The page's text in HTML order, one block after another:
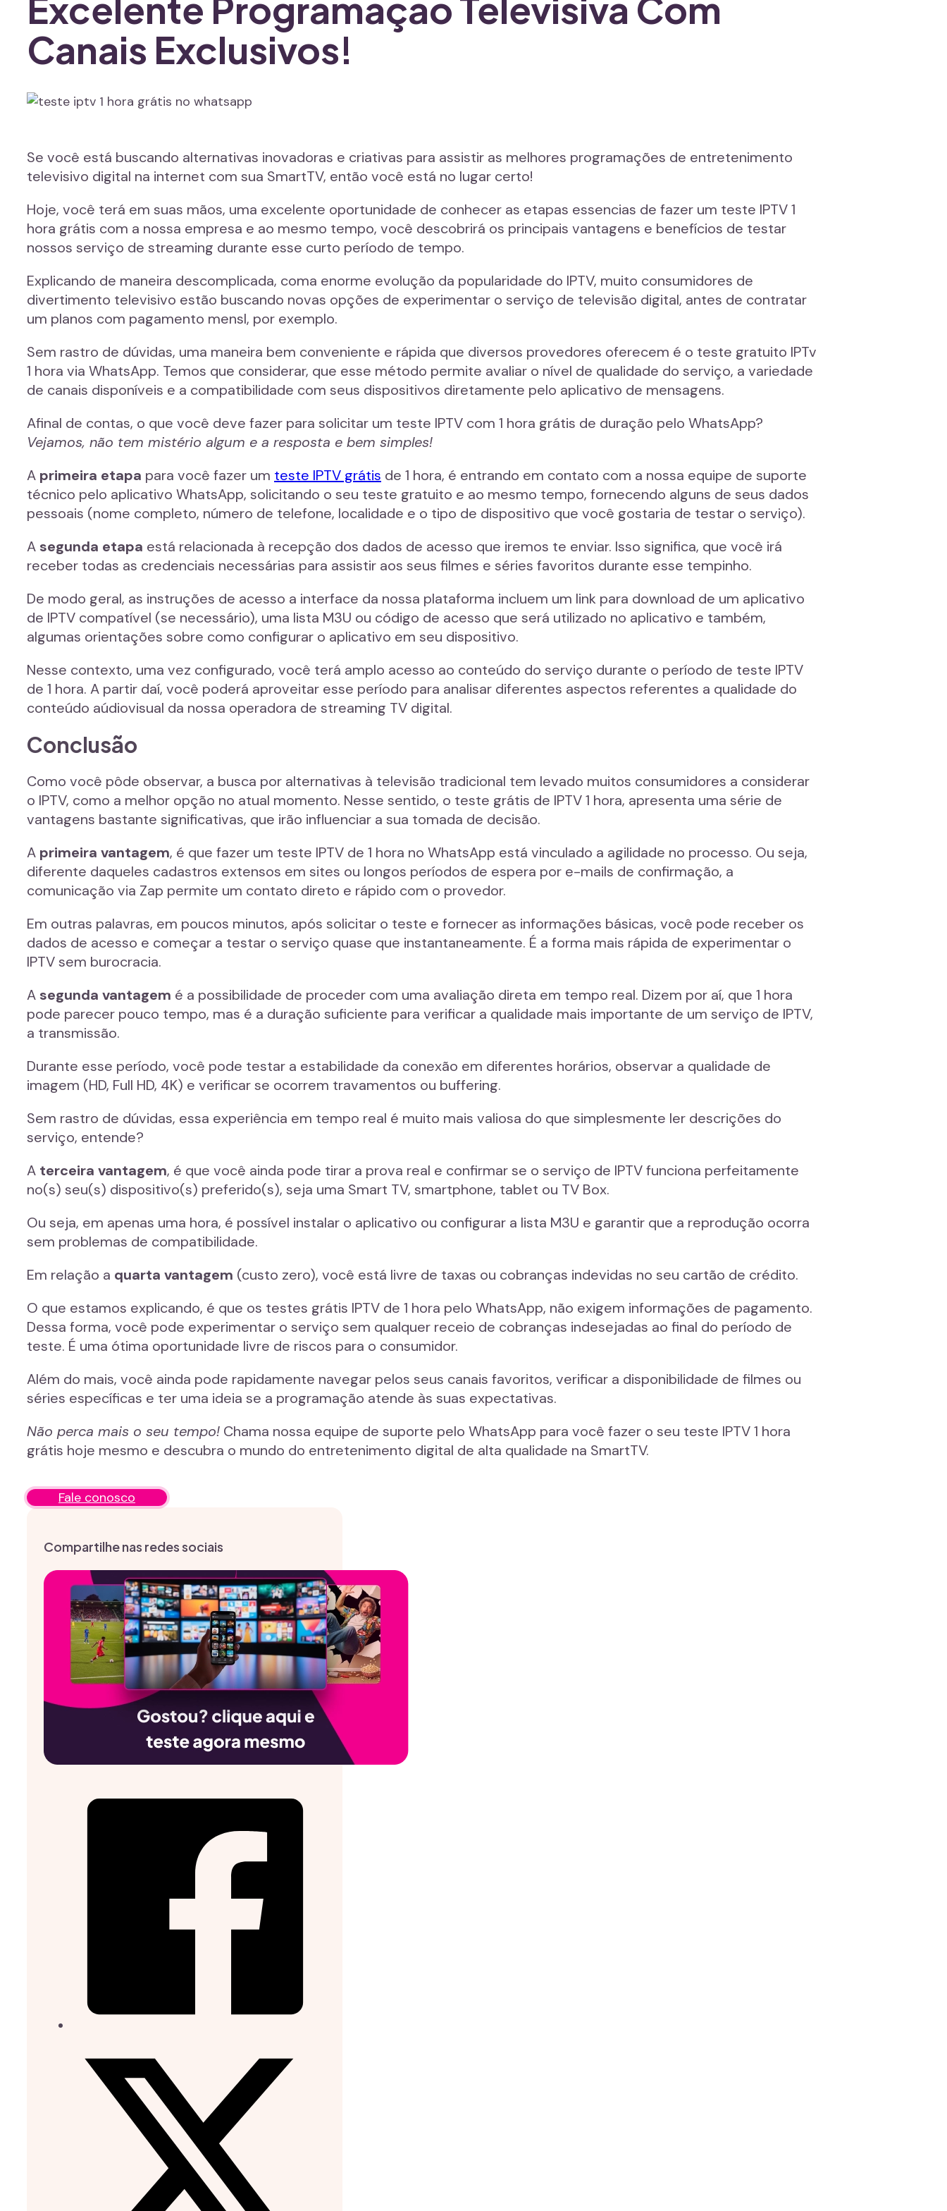
Canais Exclusivos!
Se você está buscando alternativas inovadoras e criativas para assistir as melhores programações de entretenimento
televisivo digital na internet com sua SmartTV, então você está no lugar certo!
Hoje, você terá em suas mãos, uma excelente oportunidade de conhecer as etapas essencias de fazer um teste IPTV 1
hora grátis com a nossa empresa e ao mesmo tempo, você descobrirá os principais vantagens e benefícios de testar
nossos serviço de streaming durante esse curto período de tempo.
Explicando de maneira descomplicada, coma enorme evolução da popularidade do IPTV, muito consumidores de
divertimento televisivo estão buscando novas opções de experimentar o serviço de televisão digital, antes de contratar
um planos com pagamento mensl, por exemplo.
Sem rastro de dúvidas, uma maneira bem conveniente e rápida que diversos provedores oferecem é o teste gratuito IPTv
1 hora via WhatsApp. Temos que considerar, que esse método permite avaliar o nível de qualidade do serviço, a variedade
de canais disponíveis e a compatibilidade com seus dispositivos diretamente pelo aplicativo de mensagens.
Afinal de contas, o que você deve fazer para solicitar um teste IPTV com 1 hora grátis de duração pelo WhatsApp?
Vejamos, não tem mistério algum e a resposta e bem simples!
A primeira etapa para você fazer um teste IPTV grátis de 1 hora, é entrando em contato com a nossa equipe de suporte
técnico pelo aplicativo WhatsApp, solicitando o seu teste gratuito e ao mesmo tempo, fornecendo alguns de seus dados
pessoais (nome completo, número de telefone, localidade e o tipo de dispositivo que você gostaria de testar o serviço).
A segunda etapa está relacionada à recepção dos dados de acesso que iremos te enviar. Isso significa, que você irá
receber todas as credenciais necessárias para assistir aos seus filmes e séries favoritos durante esse tempinho.
De modo geral, as instruções de acesso a interface da nossa plataforma incluem um link para download de um aplicativo
de IPTV compatível (se necessário), uma lista M3U ou código de acesso que será utilizado no aplicativo e também,
algumas orientações sobre como configurar o aplicativo em seu dispositivo.
Nesse contexto, uma vez configurado, você terá amplo acesso ao conteúdo do serviço durante o período de teste IPTV
de 1 hora. A partir daí, você poderá aproveitar esse período para analisar diferentes aspectos referentes a qualidade do
conteúdo aúdiovisual da nossa operadora de streaming TV digital.
Conclusão
Como você pôde observar, a busca por alternativas à televisão tradicional tem levado muitos consumidores a considerar
o IPTV, como a melhor opção no atual momento. Nesse sentido, o teste grátis de IPTV 1 hora, apresenta uma série de
vantagens bastante significativas, que irão influenciar a sua tomada de decisão.
A primeira vantagem, é que fazer um teste IPTV de 1 hora no WhatsApp está vinculado a agilidade no processo. Ou seja,
diferente daqueles cadastros extensos em sites ou longos períodos de espera por e-mails de confirmação, a
comunicação via Zap permite um contato direto e rápido com o provedor.
Em outras palavras, em poucos minutos, após solicitar o teste e fornecer as informações básicas, você pode receber os
dados de acesso e começar a testar o serviço quase que instantaneamente. É a forma mais rápida de experimentar o
IPTV sem burocracia.
A segunda vantagem é a possibilidade de proceder com uma avaliação direta em tempo real. Dizem por aí, que 1 hora
pode parecer pouco tempo, mas é a duração suficiente para verificar a qualidade mais importante de um serviço de IPTV,
a transmissão.
Durante esse período, você pode testar a estabilidade da conexão em diferentes horários, observar a qualidade de
imagem (HD, Full HD, 4K) e verificar se ocorrem travamentos ou buffering.
Sem rastro de dúvidas, essa experiência em tempo real é muito mais valiosa do que simplesmente ler descrições do
serviço, entende?
A terceira vantagem, é que você ainda pode tirar a prova real e confirmar se o serviço de IPTV funciona perfeitamente
no(s) seu(s) dispositivo(s) preferido(s), seja uma Smart TV, smartphone, tablet ou TV Box.
Ou seja, em apenas uma hora, é possível instalar o aplicativo ou configurar a lista M3U e garantir que a reprodução ocorra
sem problemas de compatibilidade.
Em relação a quarta vantagem (custo zero), você está livre de taxas ou cobranças indevidas no seu cartão de crédito.
O que estamos explicando, é que os testes grátis IPTV de 1 hora pelo WhatsApp, não exigem informações de pagamento.
Dessa forma, você pode experimentar o serviço sem qualquer receio de cobranças indesejadas ao final do período de
teste. É uma ótima oportunidade livre de riscos para o consumidor.
Além do mais, você ainda pode rapidamente navegar pelos seus canais favoritos, verificar a disponibilidade de filmes ou
séries específicas e ter uma ideia se a programação atende às suas expectativas.
Não perca mais o seu tempo! Chama nossa equipe de suporte pelo WhatsApp para você fazer o seu teste IPTV 1 hora
grátis hoje mesmo e descubra o mundo do entretenimento digital de alta qualidade na SmartTV.
Fale conosco
Compartilhe nas redes sociais